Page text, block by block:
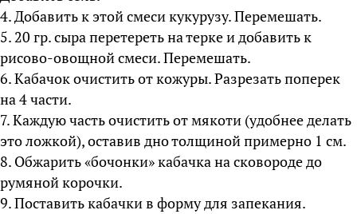
4. Добавить к этой смеси кукурузу. Перемешать.
5. 20 гр. сыра перетереть на терке и добавить к
рисово-овощной смеси. Перемешать.
6. Кабачок очистить от кожуры. Разрезать поперек
на 4 части.
7. Каждую часть очистить от мякоти (удобнее делать
это ложкой), оставив дно толщиной примерно 1 см.
8. Обжарить «бочонки» кабачка на сковороде до
румяной корочки.
9. Поставить кабачки в форму для запекания.